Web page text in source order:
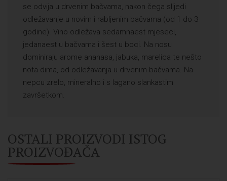
se odvija u drvenim bačvama, nakon čega slijedi
odležavanje u novim i rabljenim bačvama (od 1 do 3
godine). Vino odležava sedamnaest mjeseci,
jedanaest u bačvama i šest u boci. Na nosu
dominiraju arome ananasa, jabuka, marelica te nešto
nota dima, od odležavanja u drvenim bačvama. Na
nepcu zrelo, mineralno i s lagano slankastim
završetkom.
OSTALI PROIZVODI ISTOG
PROIZVOĐAČA